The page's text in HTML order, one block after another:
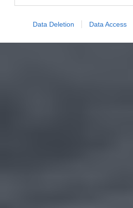
Data Deletion Data Access